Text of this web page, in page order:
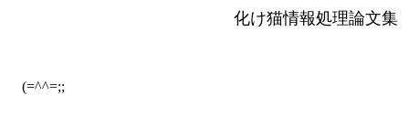
化け猫情報処理論文
(=^^=;;